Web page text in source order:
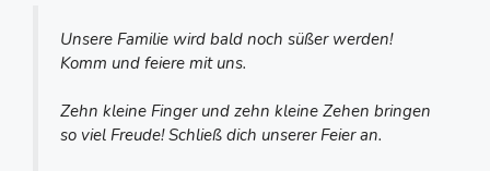
Unsere Familie wird bald noch süßer werden!
Komm und feiere mit uns.
Zehn kleine Finger und zehn kleine Zehen bringen
so viel Freude! Schließ dich unserer Feier an.